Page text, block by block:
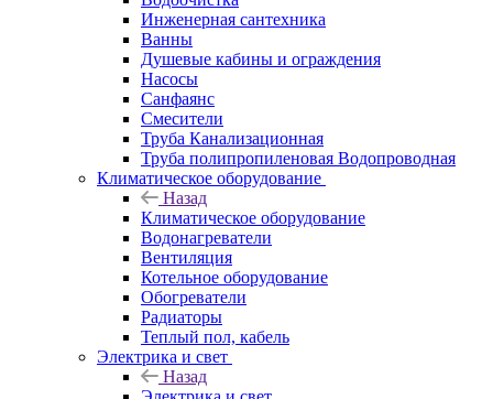
Инженерная сантехника
Ванны
Душевые кабины и ограждения
Насосы
Санфаянс
Смесители
Труба Канализационная
Труба полипропиленовая Водопроводная
Климатическое оборудование
Назад
Климатическое оборудование
Водонагреватели
Вентиляция
Котельное оборудование
Обогреватели
Радиаторы
Теплый пол, кабель
Электрика и свет
Назад